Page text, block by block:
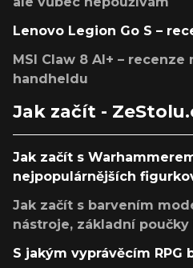
Lenovo Legion Go S –
MSI Claw 8 AI+ – recenze
handheldu
Jak začít -
Jak začít s
nejpopulárnějších
Jak začít s barvením
nástroje, základní
S jakým vyprávěcím RPG